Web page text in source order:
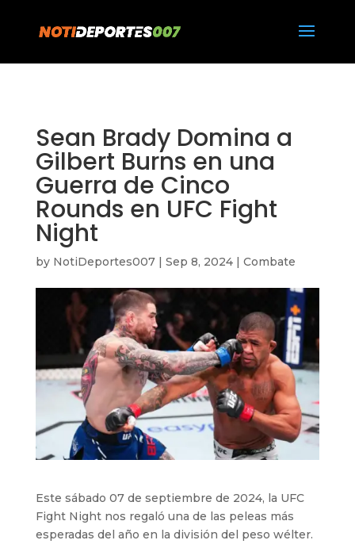
Sean Brady Domina a
Gilbert Burns en una
Guerra de Cinco
Rounds en UFC Fight
Night
by NotiDeportes007| Sep 8, 2024| Combate
Este sábado 07 de septiembre de 2024, la UFC
Fight Night nos regaló una de las peleas más
esperadas del año en la división del peso wélter.